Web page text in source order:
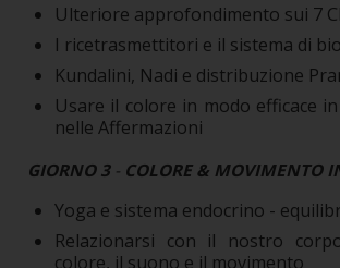
Ulteriore approfondimento sui 7
I ricetrasmettitori e il sistema di
Kundalini, Nadi e distribuzione
Usare il colore in modo efficace
nelle Affermazioni
GIORNO 3- COLORE & MOVIMENTO
Yoga e sistema endocrino -
Relazionarsi con il nostro
colore, il suono e il movimento